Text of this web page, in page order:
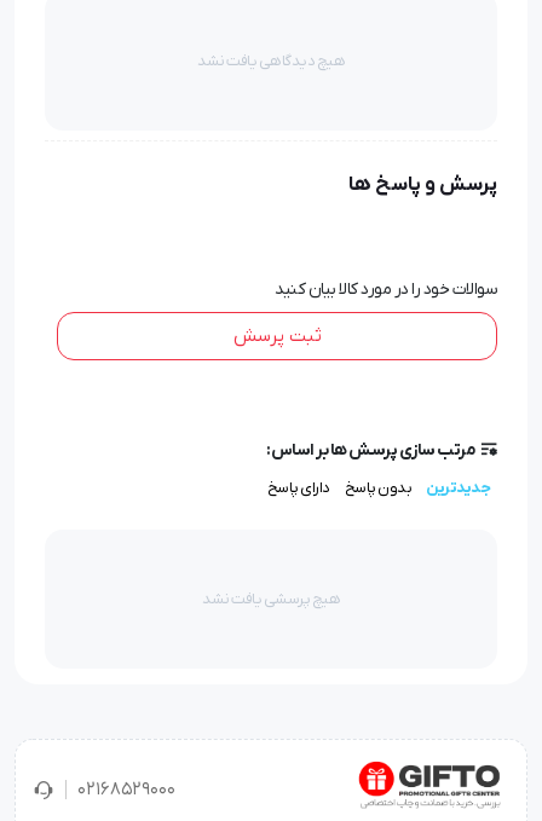
چاپ ست هدیه تبلیغاتی
لیزر سفارش دهید.
هیچ دیدگاهی یافت نشد
پرسش و پاسخ ها
سوالات خود را در مورد کالا بیان کنید
ثبت پرسش
مرتب سازی پرسش ها بر اساس:
جدیدترین بدون پاسخ دارای پاسخ
هیچ پرسشی یافت نشد
02168529000